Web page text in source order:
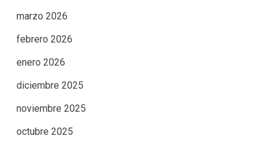
marzo 2026
febrero 2026
enero 2026
diciembre 2025
noviembre 2025
octubre 2025